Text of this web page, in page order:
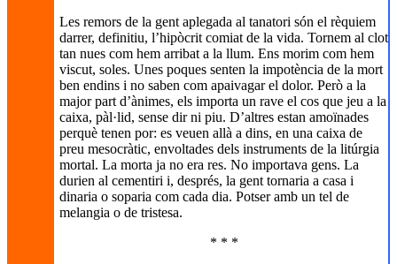
Les remors de la gent aplegada al tanatori són el rèquiem
darrer, definitiu, l’hipòcrit comiat de la vida. Tornem al clot
tan nues com hem arribat a la llum. Ens morim com hem
viscut, soles. Unes poques senten la impotència de la mort
ben endins i no saben com apaivagar el dolor. Però a la
major part d’ànimes, els importa un rave el cos que jeu a la
caixa, pàl·lid, sense dir ni piu. D’altres estan amoïnades
perquè tenen por: es veuen allà a dins, en una caixa de
preu mesocràtic, envoltades dels instruments de la litúrgia
mortal. La morta ja no era res. No importava gens. La
durien al cementiri i, després, la gent tornaria a casa i
dinaria o soparia com cada dia. Potser amb un tel de
melangia o de tristesa.
* * *